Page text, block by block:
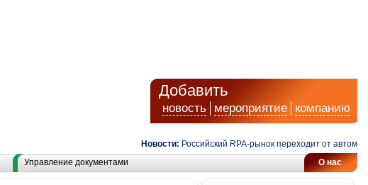
Добавить
новость мероприятие компанию
Новости: Российский RPA-рынок переходит от
О нас
Управление документами